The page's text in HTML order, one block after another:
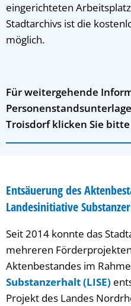
eingerichteten
Stadtarchivs ist die
möglich.
Für weitergehende
Troisdorf klicken Sie
Entsäuerung des
Landesinitiative
Seit 2014 konnte das
mehreren
Aktenbestandes im
Substanzerhalt (LISE)
Projekt des Landes